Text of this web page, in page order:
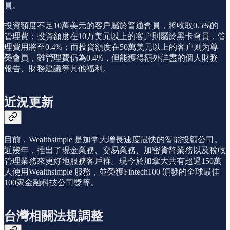
員。
投資額度不足10萬美元的客戶屬於普通會員，將收取0.5%的
管理費；投資額度在10万美元以上的客户則屬於黑卡會員，管
理費用將至0.4%；而投資額度在50萬美元以上的客户则为尊
榮會員，雖管理費仍為0.4%，但能獲得額外詳盡的個人財務
報告、財務建議等其他福利。
近況更新
目前，Wealthsimple 是加拿大增長速度最快的智能投顧公司。
近幾年，推出了現金業務、交易業務、加密貨幣業務以及稅收
管理業務來更好地服務客戶群。現今於加拿大共有超過150萬
人使用Wealthsimple 服務，並榮獲Fintech100 頒發的全球最佳
100家金融科技公司獎等。
台灣相關法規調整